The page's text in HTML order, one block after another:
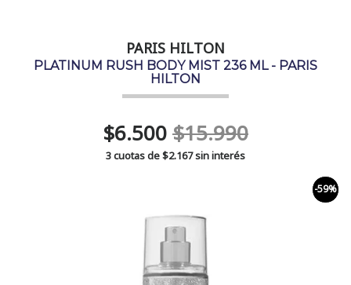
PARIS HILTON
PLATINUM RUSH BODY MIST 236 ML - PARIS
HILTON
$6.500$15.990
3 cuotas de$2.167sin interés
-59%